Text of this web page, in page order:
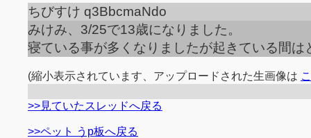
ちびすけ q3BbcmaNdo
みけみ、3/25で13歳になりました。
寝ている事が多くなりましたが起きている間は
(縮小表示されています、アップロードされた生画像は
>>見ていたスレッドへ戻る
>>ペット うp板へ戻る